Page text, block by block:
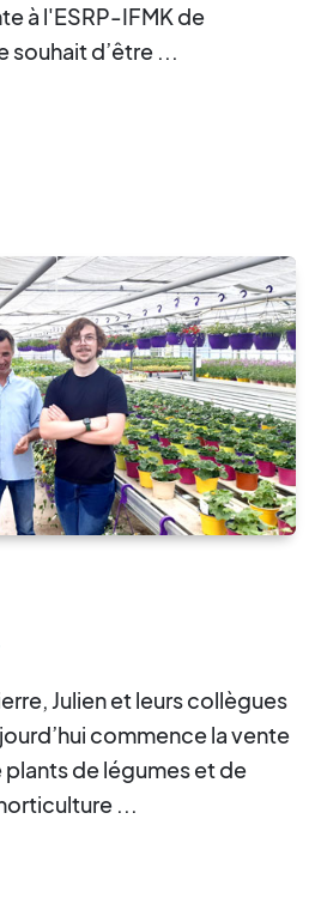
à l'ESRP-IFMK de
souhait d’être ...
Julien et leurs collègues
commence la vente
de légumes et de
...